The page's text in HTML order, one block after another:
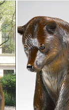
по себе излучает
спектр материалов